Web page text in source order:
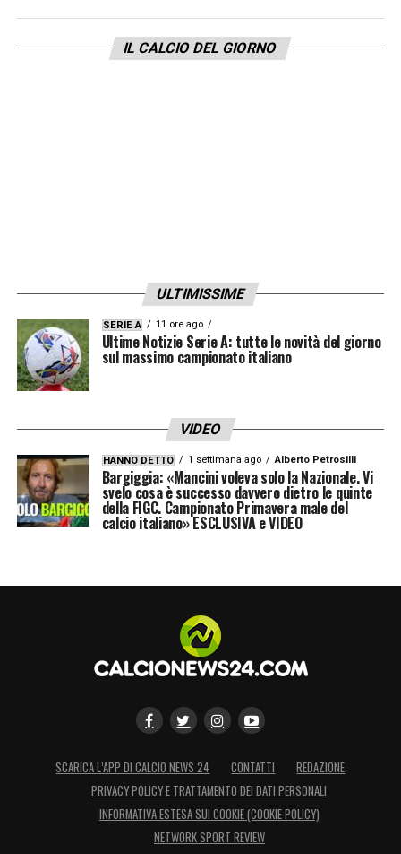
Secondo quanto riportato daRecord
sull’influenza dell’allenatoreBruno Lage
convincere Félix a tornare.
LA PLAYLIST DELLE NOSTRE TOP NEWS
IL CALCIO DEL GIORNO
ULTIMISSIME
SERIE A 11 ore ago
Ultime Notizie Serie A: tutte le novità del giorno
sul massimo campionato italiano
VIDEO
HANNO DETTO 1 settimana ago Alberto Petrosilli
Bargiggia: «Mancini voleva solo la Nazionale. Vi
svelo cosa è successo davvero dietro le quinte
della FIGC. Campionato Primavera male del
calcio italiano» ESCLUSIVA e VIDEO
SCARICA L’APP DI CALCIO NEWS 24 CONTATTI
REDAZIONE
PRIVACY POLICY E TRATTAMENTO DEI DATI PERSONALI
INFORMATIVA ESTESA SUI COOKIE (COOKIE POLICY)
NETWORK SPORT REVIEW